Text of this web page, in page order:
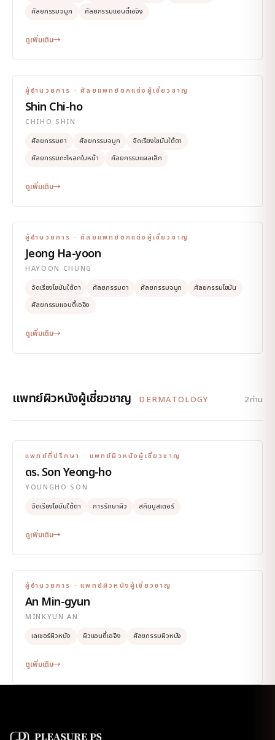
ศัลยกรรมจมูก
ศัลยกรรมแอนตี้เอจิง
ดูเพิ่มเติม→
ผู้อำนวยการ · ศัลยแพทย์ตกแต่งผู้เชี่ยวชาญ
Shin Chi-ho
CHIHO SHIN
ศัลยกรรมตา
ศัลยกรรมจมูก
จัดเรียงไขมันใต้ตา
ศัลยกรรมกะโหลกใบหน้า
ศัลยกรรมแผลเล็ก
ดูเพิ่มเติม→
ผู้อำนวยการ · ศัลยแพทย์ตกแต่งผู้เชี่ยวชาญ
Jeong Ha-yoon
HAYOON CHUNG
จัดเรียงไขมันใต้ตา
ศัลยกรรมตา ศัลยกรรมจมูก
ศัลยกรรมไขมัน
ศัลยกรรมแอนตี้เอจิง
ดูเพิ่มเติม→
แพทย์ผิวหนังผู้เชี่ยวชาญ DERMATOLOGY 2 ท่าน
PHOTO
แพทย์ที่ปรึกษา · แพทย์ผิวหนังผู้เชี่ยวชาญ
ดร. Son Yeong-ho
YOUNGHO SON
จัดเรียงไขมันใต้ตา
การรักษาผิว สกินบูสเตอร์
ดูเพิ่มเติม→
ผู้อำนวยการ · แพทย์ผิวหนังผู้เชี่ยวชาญ
An Min-gyun
MINKYUN AN
เลเซอร์ผิวหนัง
ผิวแอนตี้เอจิง ศัลยกรรมผิวหนัง
ดูเพิ่มเติม→